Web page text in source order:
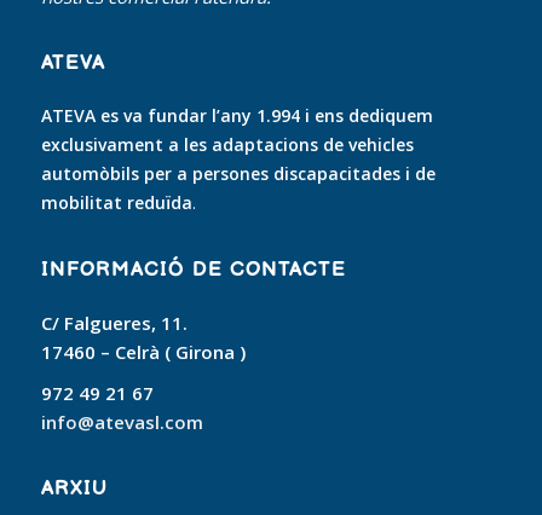
ATEVA
ATEVA es va fundar l’any 1.994 i ens dediquem
exclusivament a les adaptacions de vehicles
automòbils per a persones discapacitades i de
mobilitat reduïda.
INFORMACIÓ DE CONTACTE
C/ Falgueres, 11.
17460 – Celrà ( Girona )
972 49 21 67
info@atevasl.com
ARXIU